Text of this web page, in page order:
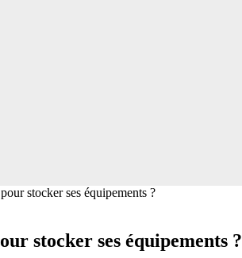
stocker ses équipements ?
stocker ses équipements ?